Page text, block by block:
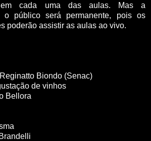
em cada uma das aulas. Mas a
o público será permanente, pois os
poderão assistir as aulas ao vivo.
Biondo (Senac)
de vinhos
Bellora